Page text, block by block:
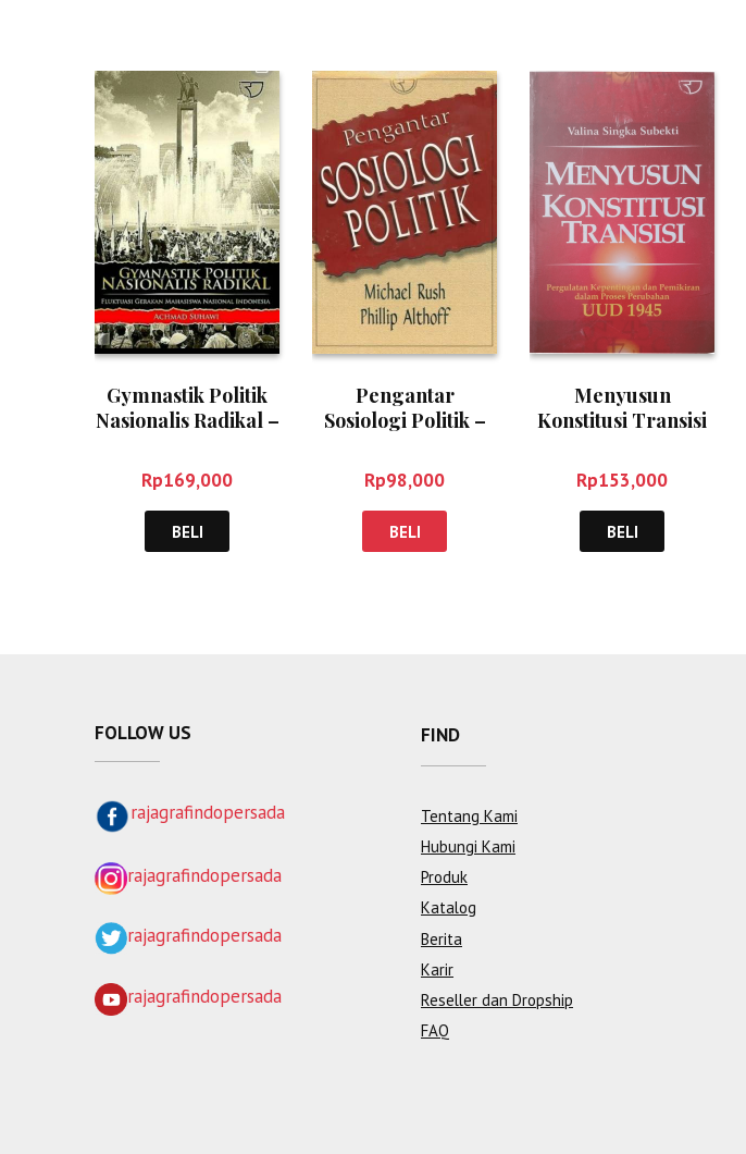
Gymnastik Politik
Nasionalis Radikal –
Rp169,000
BELI
Pengantar
Sosiologi Politik –
Rp98,000
BELI
Menyusun
Konstitusi Transisi
Subekti
Rp153,000
BELI
FOLLOW US
rajagrafindopersada
rajagrafindopersada
rajagrafindopersada
rajagrafindopersada
FIND
Tentang Kami
Hubungi Kami
Produk
Katalog
Berita
Karir
Reseller dan Dropship
FAQ